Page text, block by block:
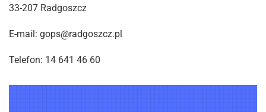
33-207 Radgoszcz
E-mail: gops@radgoszcz.pl
Telefon: 14 641 46 60